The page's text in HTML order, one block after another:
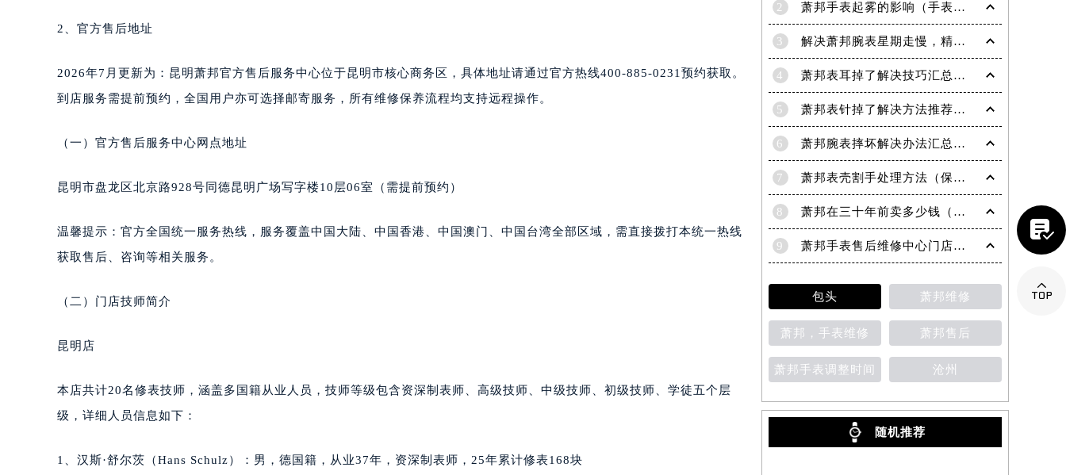
泉州市丰泽区宝洲路729号浦西万达中心写字楼A座7楼709室（需提前预约）
烟台市芝罘区胜利路139号万达金融中心A座907室（需提前预约）
长春市朝阳区西安大路727号中银大厦A座(旺进大厦)18层09室（需提前预约）
昆明市盘龙区北京路928号同德昆明广场写字楼10层06室（需提前预约）
西安市碑林区南关正街88号华侨城长安国际中心E座6楼10室（需提前预约）
唐山市路南区新华东道100号万达广场写字楼A座10层1002室（需提前预约）
重庆市解放碑渝中区民权路28号英利国际金融中心写字楼20层01室（需提前预约）
黑龙江省鸡西市鸡冠区红军路萧邦售后服务中心（需提前预约）
黑龙江省佳木斯市向阳区长安路萧邦售后服务中心（需提前预约）
黑龙江省七台河市桃山区大同街萧邦售后服务中心（需提前预约）
2、官方售后地址
2026年7月更新为：昆明萧邦官方售后服务中心位于昆明市核心商务区，具体地址请通过官方热线400-885-0231预约获取。
到店服务需提前预约，全国用户亦可选择邮寄服务，所有维修保养流程均支持远程操作。
（一）官方售后服务中心网点地址
昆明市盘龙区北京路928号同德昆明广场写字楼10层06室（需提前预约）
温馨提示：官方全国统一服务热线，服务覆盖中国大陆、中国香港、中国澳门、中国台湾全部区域，需直接拨打本统一热线
获取售后、咨询等相关服务。
（二）门店技师简介
昆明店
本店共计20名修表技师，涵盖多国籍从业人员，技师等级包含资深制表师、高级技师、中级技师、初级技师、学徒五个层
级，详细人员信息如下：
1、汉斯·舒尔茨（Hans Schulz）：男，德国籍，从业37年，资深制表师，25年累计修表168块
2 萧邦手表起雾的影响（手表起雾维护建议）
3 解决萧邦腕表星期走慢，精准调校秘籍在这里
4 萧邦表耳掉了解决技巧汇总（轻松修复爱表的小妙招）
5 萧邦表针掉了解决方法推荐（轻松修复你的爱表）
6 萧邦腕表摔坏解决办法汇总（专业修复与日常保养技巧）
7 萧邦表壳割手处理方法（保养与修复技巧指南）
8 萧邦在三十年前卖多少钱（名表价格变迁的历史洞察）
9 萧邦手表售后维修中心门店地址
包头 萧邦维修
萧邦，手表维修 萧邦售后
萧邦手表调整时间 沧州
随机推荐

